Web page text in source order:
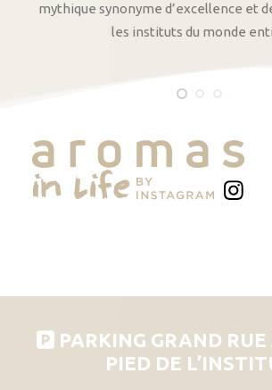
mythique synonyme d’excellence et
les instituts du monde
PARKING GRAND
PIED DE